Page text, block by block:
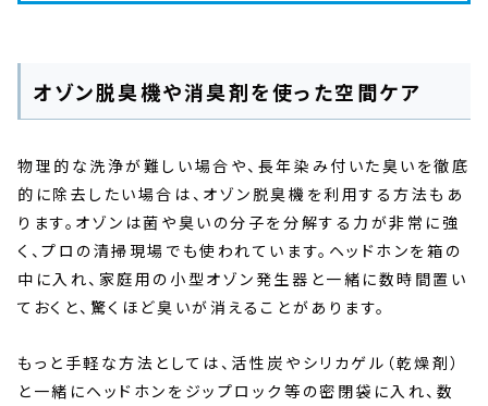
オゾン脱臭機や消臭剤を使った空間ケア
物理的な洗浄が難しい場合や、長年染み付いた臭いを徹底
的に除去したい場合は、オゾン脱臭機を利用する方法もあ
ります。オゾンは菌や臭いの分子を分解する力が非常に強
く、プロの清掃現場でも使われています。ヘッドホンを箱の
中に入れ、家庭用の小型オゾン発生器と一緒に数時間置い
ておくと、驚くほど臭いが消えることがあります。
もっと手軽な方法としては、活性炭やシリカゲル（乾燥剤）
と一緒にヘッドホンをジップロック等の密閉袋に入れ、数